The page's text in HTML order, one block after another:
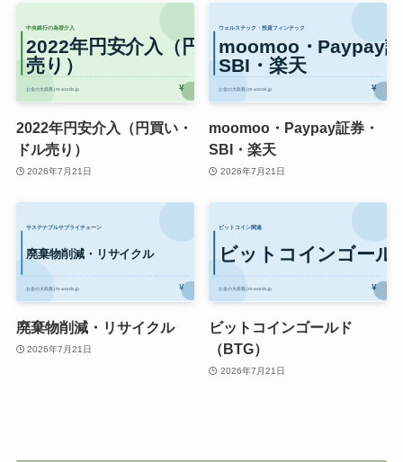
2022年円安介入（円買い・
ドル売り）
2026年7月21日
moomoo・Paypay証券・
SBI・楽天
2026年7月21日
廃棄物削減・リサイクル
2026年7月21日
ビットコインゴールド
（BTG）
2026年7月21日